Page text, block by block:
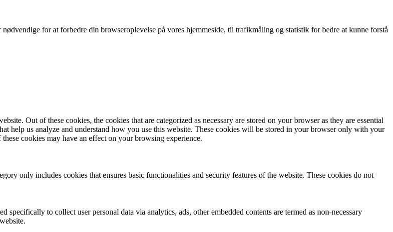
for at forbedre din browseroplevelse på vores hjemmeside, til trafikmåling og statistik for bedre at kunne forstå
Out of these cookies, the cookies that are categorized as necessary are stored on your browser as they are essential
help us analyze and understand how you use this website. These cookies will be stored in your browser only with your
cookies may have an effect on your browsing experience.
only includes cookies that ensures basic functionalities and security features of the website. These cookies do not
to collect user personal data via analytics, ads, other embedded contents are termed as non-necessary